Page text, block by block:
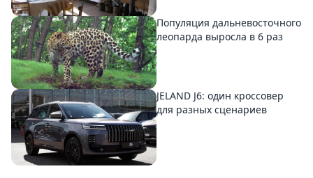
Популяция дальневосточного
леопарда выросла в 6 раз
JELAND J6: один кроссовер
для разных сценариев